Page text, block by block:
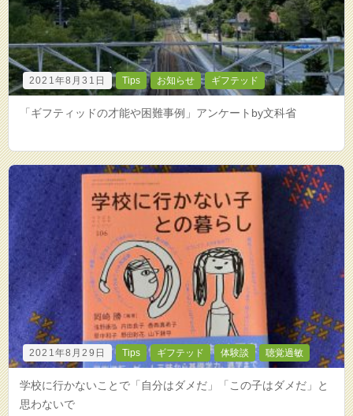
2021年8月31日 Tips お知らせ ギフテッド
「ギフティッドの才能や困難事例」アンケートby文科省
2021年8月29日 Tips ギフテッド 体験談 聴覚過敏
学校に行かないことで「自分はダメだ」「この子はダメだ」と
思わないで